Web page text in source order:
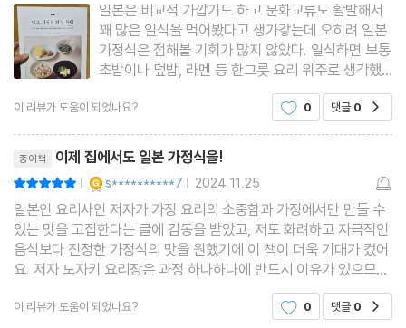
제3장 재빨리 맛있게 만드는 술안주
- 고등어 초절임
- 갈치 깨 튀김
- 간단한 술안주 모음 1
- 간단한 술안주 모음 2
노자키 요리장의 요리 레슨 6 _ 플레이팅의 기본
일본은 비교적 가깝기도 하고 문화교류도 활발해서
꽤 많은 일식을 먹어봤다고 생가갛는데 오히려 일본
가정식은 접해볼 기회가 많지 않았다. 일식하면 보통
초밥이나 덮밥, 라멘 등 한그릇 요리 위주로 생각했
었는데 이 책을 통해서 일본 가정식에 대해 두루두루
알게 되었다. 한상 차림을 중심으로 하는 레시피북인
만큼 사용하는 도구나 계절에 맞는 식재료부터 상차
림까지 기본적인
이 리뷰가 도움이 되었나요? 0 댓글 0
종이책 이제 집에서도 일본 가정식을!
| s**********7 | 2024.11.25
일본인 요리사인 저자가 가정 요리의 소중함과 가정에서만 만들 수
있는 맛을 고집한다는 글에 감동을 받았고, 저도 화려하고 자극적인
음식보다 진정한 가정식의 맛을 원했기에 이 책이 더욱 기대가 컸어
요. 저자 노자키 요리장은 과정 하나하나에 반드시 이유가 있으므로,
요리할 때 머리를 쓰라고 하네요. 머리쓰는 일이라면 저도 잘 할 수
있을 것 같아 이 책을 보면서 일본 요리에
이 리뷰가 도움이 되었나요? 0 댓글 0